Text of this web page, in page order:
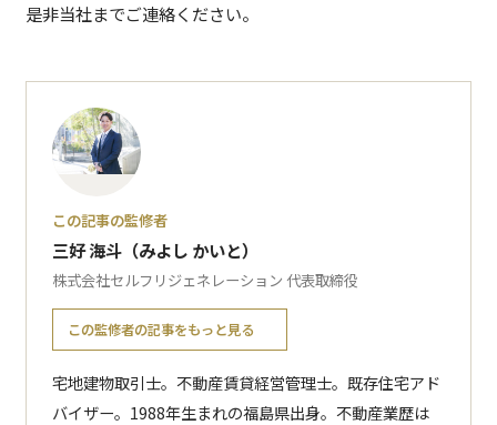
是非当社までご連絡ください。
この記事の監修者
三好 海斗（みよし かいと）
株式会社セルフリジェネレーション 代表取締役
この監修者の記事をもっと見る
宅地建物取引士。不動産賃貸経営管理士。既存住宅アド
バイザー。1988年生まれの福島県出身。不動産業歴は